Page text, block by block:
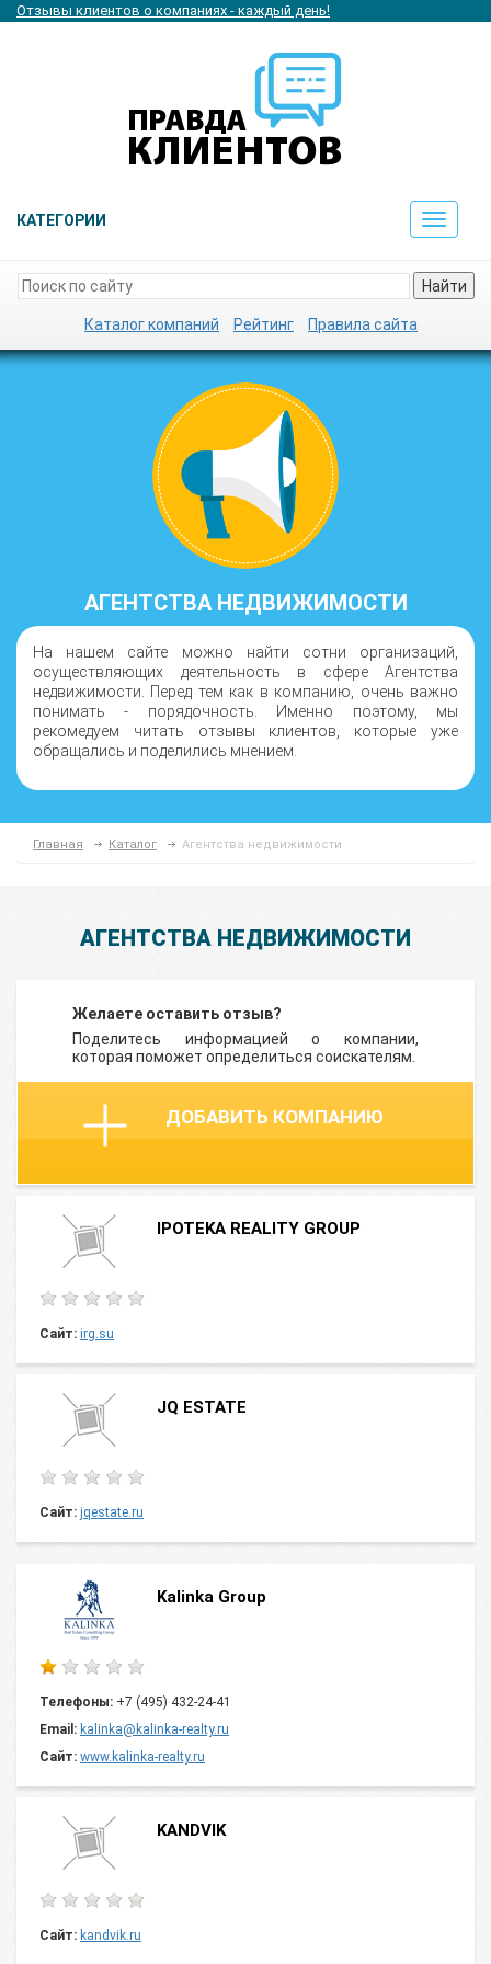
Отзывы клиентов о компаниях - каждый день!
КАТЕГОРИИ
Toggle
Найти
Каталог компаний Рейтинг Правила сайта
АГЕНТСТВА НЕДВИЖИМОСТИ
На нашем сайте можно найти сотни организаций,
осуществляющих деятельность в сфере Агентства
недвижимости. Перед тем как в компанию, очень важно
понимать - порядочность. Именно поэтому, мы
рекомедуем читать отзывы клиентов, которые уже
обращались и поделились мнением.
Главная Каталог Агентства недвижимости
АГЕНТСТВА НЕДВИЖИМОСТИ
Желаете оставить отзыв?
Поделитесь информацией о компании,
которая поможет определиться соискателям.
ДОБАВИТЬ КОМПАНИЮ
IPOTEKA REALITY GROUP
Сайт: irg.su
JQ ESTATE
Сайт: jqestate.ru
Kalinka Group
Телефоны: +7 (495) 432-24-41
Email: kalinka@kalinka-realty.ru
Сайт: www.kalinka-realty.ru
KANDVIK
Сайт: kandvik.ru